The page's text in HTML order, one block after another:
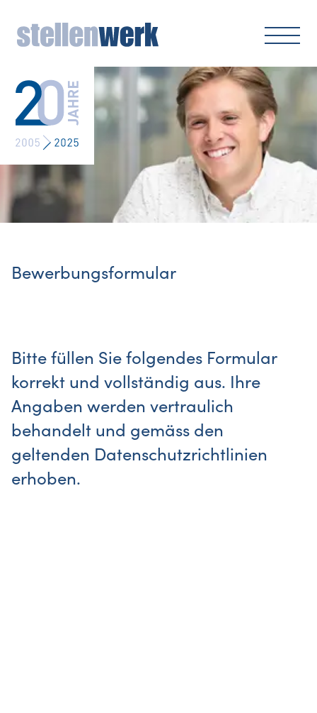
Bewerbungsformular
Bitte füllen Sie folgendes Formular
korrekt und vollständig aus. Ihre
Angaben werden vertraulich
behandelt und gemäss den
geltenden Datenschutzrichtlinien
erhoben.